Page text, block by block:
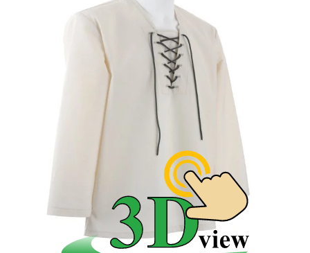
Pracovný ľudový odev bol súčasťou základného
krojového odevu, ktorý dopĺňal vrchný odevu a
niektoré krojové doplnky. V letnom ľudovom odeve sa
využívali najmä plátenné materiály. V nížinných
oblastiach Slovenska si muži obliekali gate. K nim
patrila remeselnícka pracovná košeľa a často aj
zástera. V horských oblastiach sa súkenné nohavice
nosili po celý rok. Plátenné gate si muži obliekali len
na letné práce okolo gazdovstva. Koncom 19. storočia
sa začali nosiť plátenné nohavice mestského strihu.
Kroj - pracovný odev žien
U žien bol základným pracovným odevom rubáš a
rukávce, alebo dlhá ženská košeľa so zásterou. Ženy
pri práci okolo domu tradične nosili aj sukňu, u
bohatších rodín aj živôtik z tmavšieho textilu.
Kroj - zimný pracovný odev
V zimnom pracovnom mužskom odeve dopĺňali
plátenné odevy súkenné nohavice a kožuštek. Staršie